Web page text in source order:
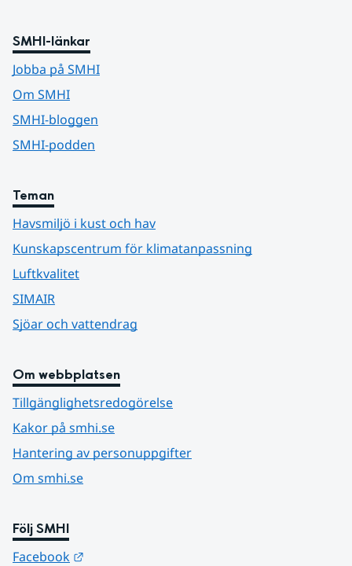
SMHI-länkar
Jobba på SMHI
Om SMHI
SMHI-bloggen
SMHI-podden
Teman
Havsmiljö i kust och hav
Kunskapscentrum för klimatanpassning
Luftkvalitet
SIMAIR
Sjöar och vattendrag
Om webbplatsen
Tillgänglighetsredogörelse
Kakor på smhi.se
Hantering av personuppgifter
Om smhi.se
Följ SMHI
Facebook